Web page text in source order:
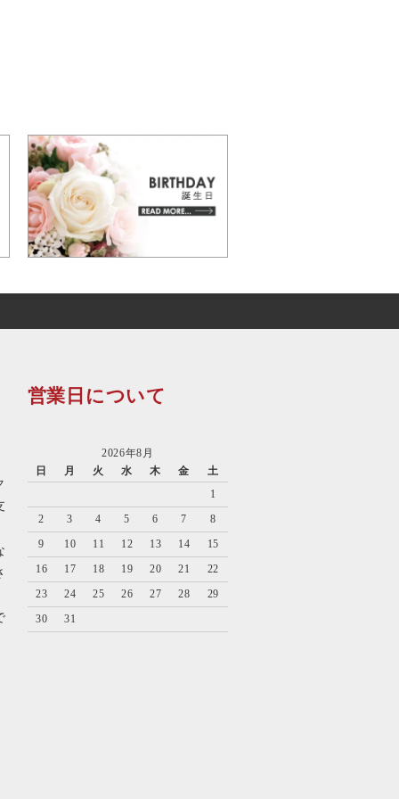
営業日について
2026年8月
日
月 火 水 木 金
土
1
2
3 4 5 6 7
8
9
10 11 12 13 14
15
16
17 18 19 20 21
22
23
24 25 26 27 28
29
30
31